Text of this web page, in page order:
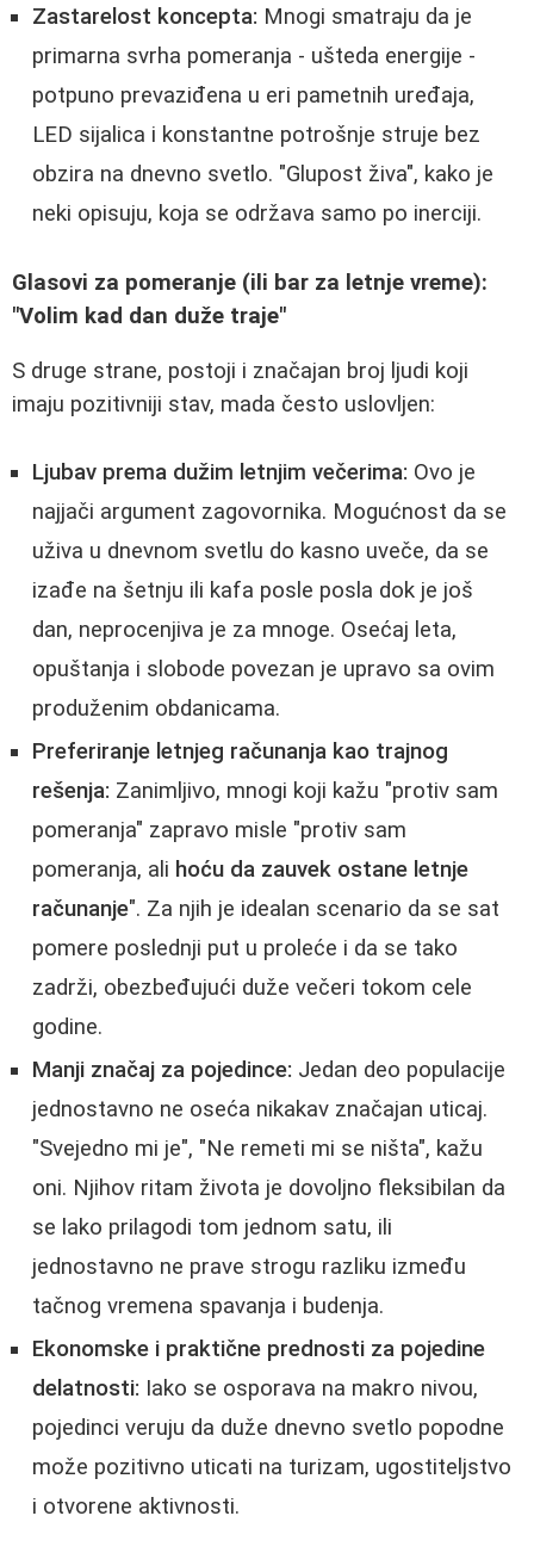
Zastarelost koncepta: Mnogi smatraju da je
primarna svrha pomeranja - ušteda energije -
potpuno prevaziđena u eri pametnih uređaja,
LED sijalica i konstantne potrošnje struje bez
obzira na dnevno svetlo. "Glupost živa", kako je
neki opisuju, koja se održava samo po inerciji.
Glasovi za pomeranje (ili bar za letnje vreme):
"Volim kad dan duže traje"
S druge strane, postoji i značajan broj ljudi koji
imaju pozitivniji stav, mada često uslovljen:
Ljubav prema dužim letnjim večerima: Ovo je
najjači argument zagovornika. Mogućnost da se
uživa u dnevnom svetlu do kasno uveče, da se
izađe na šetnju ili kafa posle posla dok je još
dan, neprocenjiva je za mnoge. Osećaj leta,
opuštanja i slobode povezan je upravo sa ovim
produženim obdanicama.
Preferiranje letnjeg računanja kao trajnog
rešenja: Zanimljivo, mnogi koji kažu "protiv sam
pomeranja" zapravo misle "protiv sam
pomeranja, ali hoću da zauvek ostane letnje
računanje". Za njih je idealan scenario da se sat
pomere poslednji put u proleće i da se tako
zadrži, obezbeđujući duže večeri tokom cele
godine.
Manji značaj za pojedince: Jedan deo populacije
jednostavno ne oseća nikakav značajan uticaj.
"Svejedno mi je", "Ne remeti mi se ništa", kažu
oni. Njihov ritam života je dovoljno fleksibilan da
se lako prilagodi tom jednom satu, ili
jednostavno ne prave strogu razliku između
tačnog vremena spavanja i budenja.
Ekonomske i praktične prednosti za pojedine
delatnosti: Iako se osporava na makro nivou,
pojedinci veruju da duže dnevno svetlo popodne
može pozitivno uticati na turizam, ugostiteljstvo
i otvorene aktivnosti.